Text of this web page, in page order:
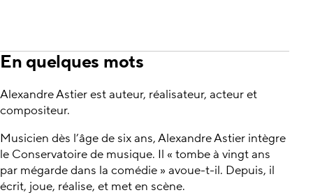
En quelques mots
Alexandre Astier est auteur, réalisateur, acteur et
compositeur.
Musicien dès l’âge de six ans, Alexandre Astier intègre
le Conservatoire de musique. Il « tombe à vingt ans
par mégarde dans la comédie » avoue-t-il. Depuis, il
écrit, joue, réalise, et met en scène.